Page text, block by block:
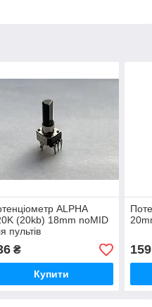
ALPHA
(20kb) 18mm noMID
пультів
₴
Купити
159